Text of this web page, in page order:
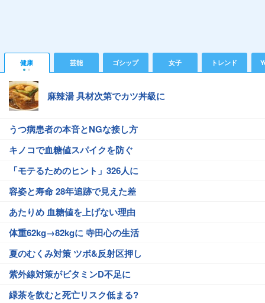
健康 芸能 ゴシップ 女子 トレンド
麻辣湯 具材次第でカツ丼級に
うつ病患者の本音とNGな接し方
キノコで血糖値スパイクを防ぐ
「モテるためのヒント」326人に
容姿と寿命 28年追跡で見えた差
あたりめ 血糖値を上げない理由
体重62kg→82kgに 寺田心の生活
夏のむくみ対策 ツボ&反射区押し
紫外線対策がビタミンD不足に
緑茶を飲むと死亡リスク低まる?